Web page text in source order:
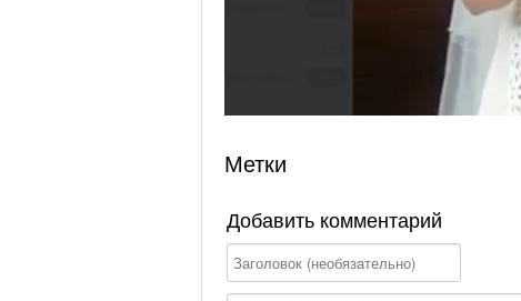
Метки
Добавить комментарий